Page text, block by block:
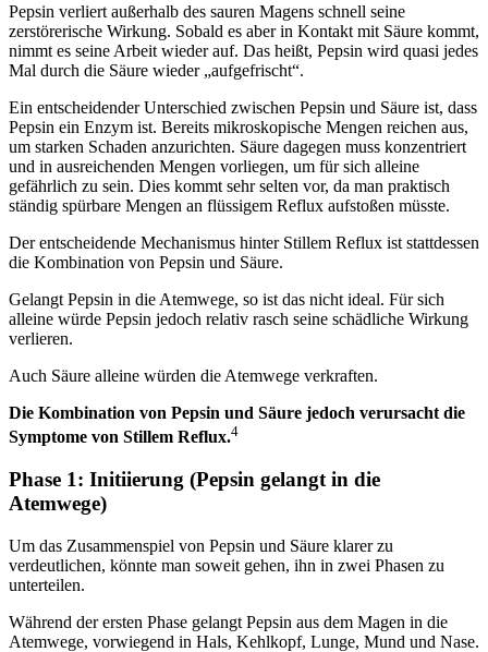
Pepsin verliert außerhalb des sauren Magens schnell seine
zerstörerische Wirkung. Sobald es aber in Kontakt mit Säure kommt,
nimmt es seine Arbeit wieder auf. Das heißt, Pepsin wird quasi jedes
Mal durch die Säure wieder „aufgefrischt“.
Ein entscheidender Unterschied zwischen Pepsin und Säure ist, dass
Pepsin ein Enzym ist. Bereits mikroskopische Mengen reichen aus,
um starken Schaden anzurichten. Säure dagegen muss konzentriert
und in ausreichenden Mengen vorliegen, um für sich alleine
gefährlich zu sein. Dies kommt sehr selten vor, da man praktisch
ständig spürbare Mengen an flüssigem Reflux aufstoßen müsste.
Der entscheidende Mechanismus hinter Stillem Reflux ist stattdessen
die Kombination von Pepsin und Säure.
Gelangt Pepsin in die Atemwege, so ist das nicht ideal. Für sich
alleine würde Pepsin jedoch relativ rasch seine schädliche Wirkung
verlieren.
Auch Säure alleine würden die Atemwege verkraften.
Die Kombination von Pepsin und Säure jedoch verursacht die
Symptome von Stillem Reflux.4
Phase 1: Initiierung (Pepsin gelangt in die
Atemwege)
Um das Zusammenspiel von Pepsin und Säure klarer zu
verdeutlichen, könnte man soweit gehen, ihn in zwei Phasen zu
unterteilen.
Während der ersten Phase gelangt Pepsin aus dem Magen in die
Atemwege, vorwiegend in Hals, Kehlkopf, Lunge, Mund und Nase.